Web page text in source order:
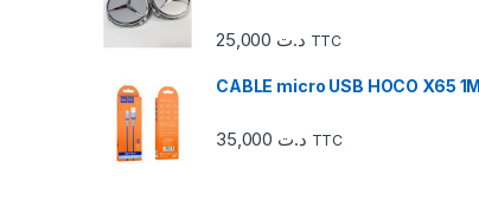
د.ت TTC
CABLE micro USB HOCO X65
د.ت TTC